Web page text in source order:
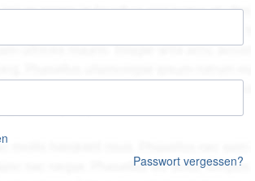
Passwort vergessen?